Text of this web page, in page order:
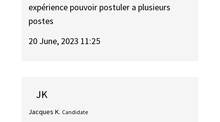
expérience pouvoir postuler a plusieurs
postes
20 June, 2023 11:25
JK
Jacques K. Candidate